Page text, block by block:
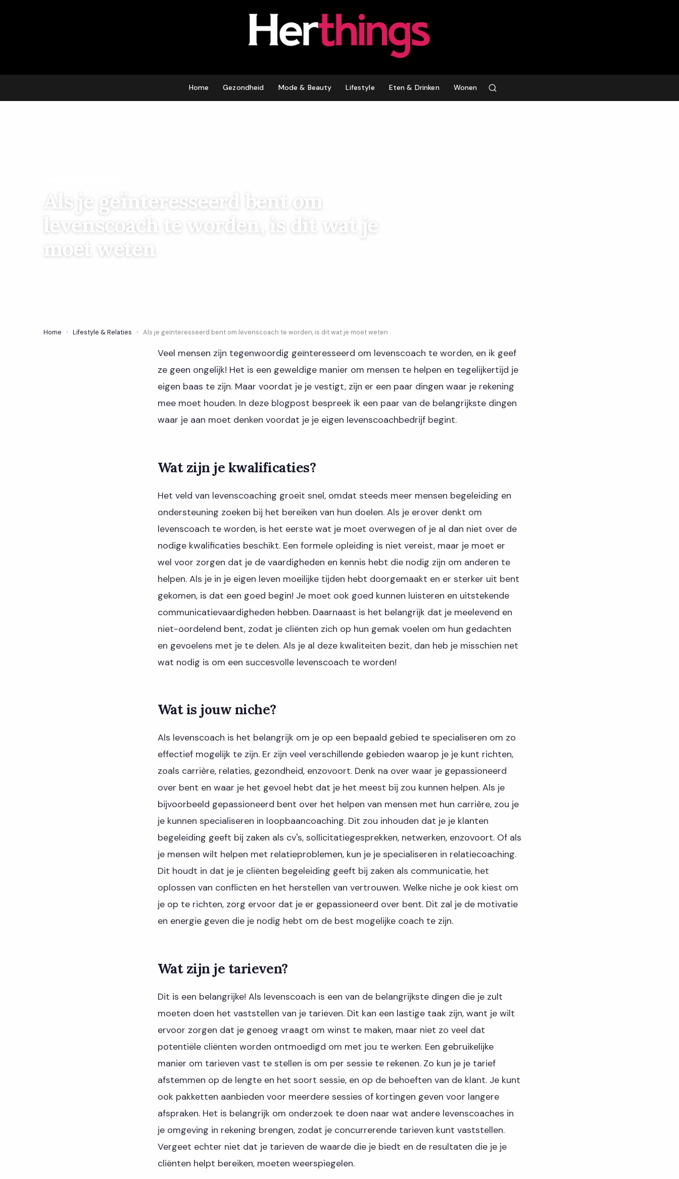
Home Gezondheid Mode & Beauty Lifestyle Eten & Drinken Wonen
Als je geïnteresseerd bent om
levenscoach te worden, is dit wat je
moet weten
Home › Lifestyle & Relaties › Als je geïnteresseerd bent om levenscoach te worden, is dit wat je moet weten
Veel mensen zijn tegenwoordig geïnteresseerd om levenscoach te worden, en ik geef
ze geen ongelijk! Het is een geweldige manier om mensen te helpen en tegelijkertijd je
eigen baas te zijn. Maar voordat je je vestigt, zijn er een paar dingen waar je rekening
mee moet houden. In deze blogpost bespreek ik een paar van de belangrijkste dingen
waar je aan moet denken voordat je je eigen levenscoachbedrijf begint.
Wat zijn je kwalificaties?
Het veld van levenscoaching groeit snel, omdat steeds meer mensen begeleiding en
ondersteuning zoeken bij het bereiken van hun doelen. Als je erover denkt om
levenscoach te worden, is het eerste wat je moet overwegen of je al dan niet over de
nodige kwalificaties beschikt. Een formele opleiding is niet vereist, maar je moet er
wel voor zorgen dat je de vaardigheden en kennis hebt die nodig zijn om anderen te
helpen. Als je in je eigen leven moeilijke tijden hebt doorgemaakt en er sterker uit bent
gekomen, is dat een goed begin! Je moet ook goed kunnen luisteren en uitstekende
communicatievaardigheden hebben. Daarnaast is het belangrijk dat je meelevend en
niet-oordelend bent, zodat je cliënten zich op hun gemak voelen om hun gedachten
en gevoelens met je te delen. Als je al deze kwaliteiten bezit, dan heb je misschien net
wat nodig is om een succesvolle levenscoach te worden!
Wat is jouw niche?
Als levenscoach is het belangrijk om je op een bepaald gebied te specialiseren om zo
effectief mogelijk te zijn. Er zijn veel verschillende gebieden waarop je je kunt richten,
zoals carrière, relaties, gezondheid, enzovoort. Denk na over waar je gepassioneerd
over bent en waar je het gevoel hebt dat je het meest bij zou kunnen helpen. Als je
bijvoorbeeld gepassioneerd bent over het helpen van mensen met hun carrière, zou je
je kunnen specialiseren in loopbaancoaching. Dit zou inhouden dat je je klanten
begeleiding geeft bij zaken als cv's, sollicitatiegesprekken, netwerken, enzovoort. Of als
je mensen wilt helpen met relatieproblemen, kun je je specialiseren in relatiecoaching.
Dit houdt in dat je je cliënten begeleiding geeft bij zaken als communicatie, het
oplossen van conflicten en het herstellen van vertrouwen. Welke niche je ook kiest om
je op te richten, zorg ervoor dat je er gepassioneerd over bent. Dit zal je de motivatie
en energie geven die je nodig hebt om de best mogelijke coach te zijn.
Wat zijn je tarieven?
Dit is een belangrijke! Als levenscoach is een van de belangrijkste dingen die je zult
moeten doen het vaststellen van je tarieven. Dit kan een lastige taak zijn, want je wilt
ervoor zorgen dat je genoeg vraagt om winst te maken, maar niet zo veel dat
potentiële cliënten worden ontmoedigd om met jou te werken. Een gebruikelijke
manier om tarieven vast te stellen is om per sessie te rekenen. Zo kun je je tarief
afstemmen op de lengte en het soort sessie, en op de behoeften van de klant. Je kunt
ook pakketten aanbieden voor meerdere sessies of kortingen geven voor langere
afspraken. Het is belangrijk om onderzoek te doen naar wat andere levenscoaches in
je omgeving in rekening brengen, zodat je concurrerende tarieven kunt vaststellen.
Vergeet echter niet dat je tarieven de waarde die je biedt en de resultaten die je je
cliënten helpt bereiken, moeten weerspiegelen.